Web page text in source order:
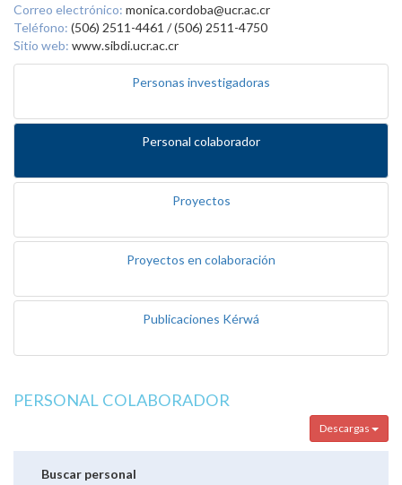
Correo electrónico: monica.cordoba@ucr.ac.cr
Teléfono: (506) 2511-4461 / (506) 2511-4750
Sitio web: www.sibdi.ucr.ac.cr
Personas investigadoras
Personal colaborador
Proyectos
Proyectos en colaboración
Publicaciones Kérwá
PERSONAL COLABORADOR
Descargas
Buscar personal